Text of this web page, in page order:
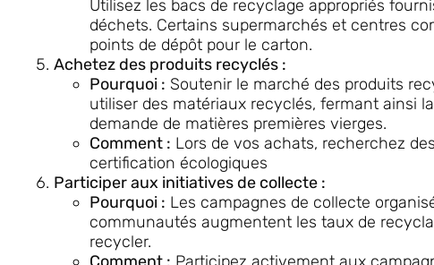
Utilisez les bacs de recyclage appropriés
déchets. Certains supermarchés et centres
points de dépôt pour le carton.
Achetez des produits recyclés :
Pourquoi : Soutenir le marché des produits
utiliser des matériaux recyclés, fermant ainsi
demande de matières premières vierges.
Comment : Lors de vos achats, recherchez
certification écologiques
Participer aux initiatives de collecte :
Pourquoi : Les campagnes de collecte
communautés augmentent les taux de
recycler.